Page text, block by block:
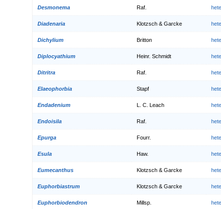
Desmonema Raf.
Diadenaria Klotzsch & Garcke
Dichylium Britton
Diplocyathium Heinr. Schmidt
Ditritra Raf.
Elaeophorbia Stapf
Endadenium L. C. Leach
Endoisila Raf.
Epurga Fourr.
Esula Haw.
Eumecanthus Klotzsch & Garcke
Euphorbiastrum Klotzsch & Garcke
Euphorbiodendron Millsp.